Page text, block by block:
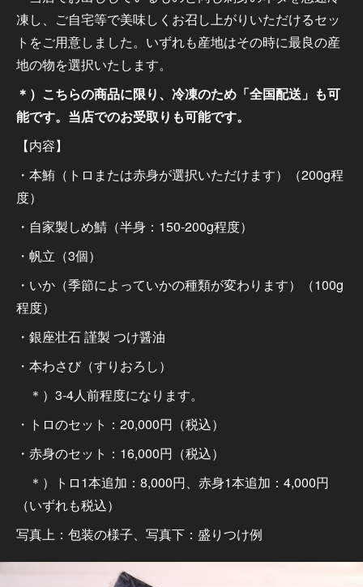
凍し、ご自宅等で美味しくお召し上がりいただけるセッ
トをご用意しました。いずれも産地はその時に最良の産
地の物を選択いたします。
＊）こちらの商品に限り、冷凍のため「全国配送」も可
能です。当店でのお受取りも可能です。
【内容】
・本鮪（トロまたは赤身が選択いただけます）（200g程
度）
・自家製しめ鯖（半身：150-200g程度）
・帆立（3個）
・いか（季節によっていかの種類が変わります）（100g
程度）
・銀座壮石 謹製 つけ醤油
・本わさび（すりおろし）
＊）3-4人前程度になります。
・トロのセット：20,000円（税込）
・赤身のセット：16,000円（税込）
＊）トロ1本追加：8,000円、赤身1本追加：4,000円
（いずれも税込）
写真上：包装の様子、写真下：盛りつけ例